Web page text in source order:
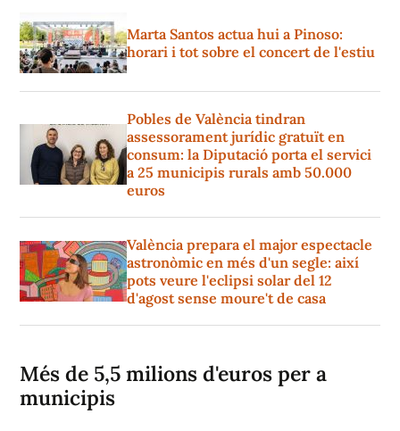
Marta Santos actua hui a Pinoso:
horari i tot sobre el concert de l'estiu
Pobles de València tindran
assessorament jurídic gratuït en
consum: la Diputació porta el servici
a 25 municipis rurals amb 50.000
euros
València prepara el major espectacle
astronòmic en més d'un segle: així
pots veure l'eclipsi solar del 12
d'agost sense moure't de casa
Més de 5,5 milions d'euros per a
municipis